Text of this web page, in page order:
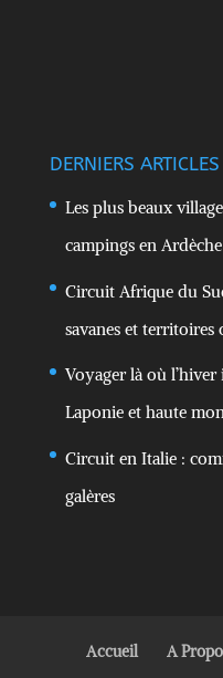
DERNIERS ARTICLES
Les plus beaux
campings en Ardèche
Circuit Afrique du
savanes et territoires
Voyager là où
Laponie et haute
Circuit en Italie :
galères
Accueil A